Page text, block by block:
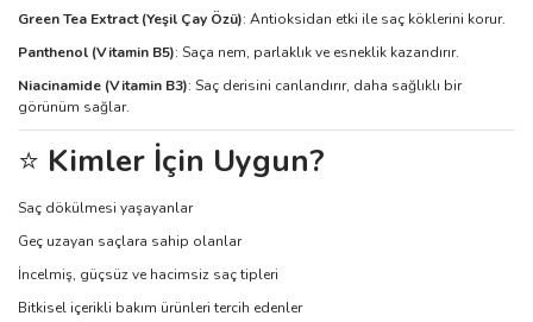
Green Tea Extract (Yeşil Çay Özü): Antioksidan etki ile saç köklerini korur.
Panthenol (Vitamin B5): Saça nem, parlaklık ve esneklik kazandırır.
Niacinamide (Vitamin B3): Saç derisini canlandırır, daha sağlıklı bir
görünüm sağlar.
⭐ Kimler İçin Uygun?
Saç dökülmesi yaşayanlar
Geç uzayan saçlara sahip olanlar
İncelmiş, güçsüz ve hacimsiz saç tipleri
Bitkisel içerikli bakım ürünleri tercih edenler